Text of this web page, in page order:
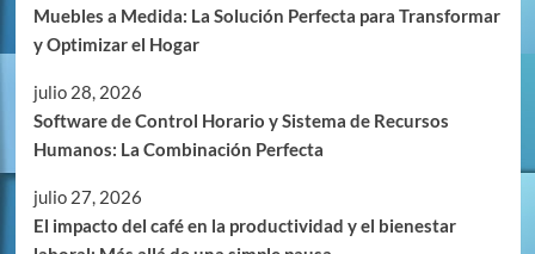
Muebles a Medida: La Solución Perfecta para Transformar
y Optimizar el Hogar
julio 28, 2026
Software de Control Horario y Sistema de Recursos
Humanos: La Combinación Perfecta
julio 27, 2026
El impacto del café en la productividad y el bienestar